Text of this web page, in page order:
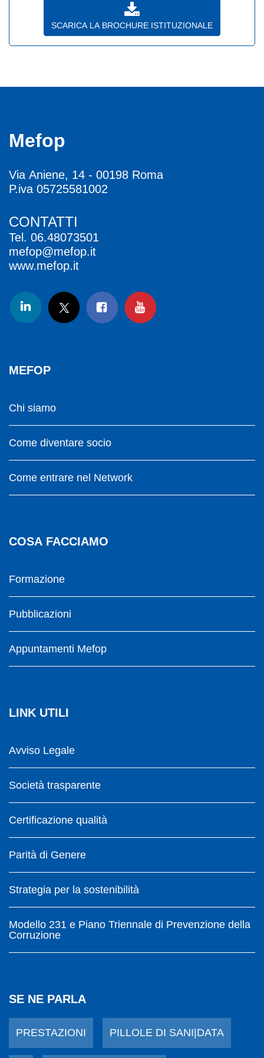
SCARICA LA BROCHURE ISTITUZIONALE
Mefop
Via Aniene, 14 - 00198 Roma
P.iva 05725581002
CONTATTI
Tel. 06.48073501
mefop@mefop.it
www.mefop.it
MEFOP
Chi siamo
Come diventare socio
Come entrare nel Network
COSA FACCIAMO
Formazione
Pubblicazioni
Appuntamenti Mefop
LINK UTILI
Avviso Legale
Società trasparente
Certificazione qualità
Parità di Genere
Strategia per la sostenibilità
Modello 231 e Piano Triennale di Prevenzione della
Corruzione
SE NE PARLA
PRESTAZIONI PILLOLE DI SANI|DATA